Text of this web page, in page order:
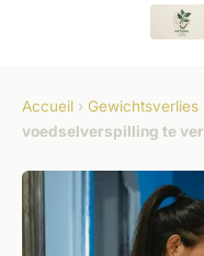
Accueil › Gewichtsverlies
voedselverspilling te